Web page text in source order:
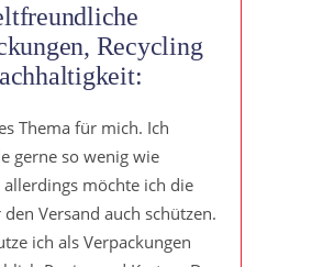
Recycling
Thema für mich. Ich
gerne so wenig wie
möchte ich die
Versand auch schützen.
ich als Verpackungen